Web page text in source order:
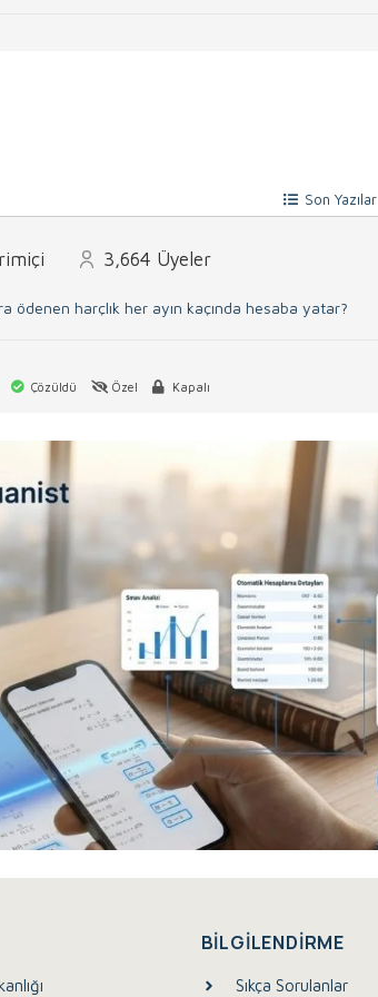
Son Yazılar
3,664 Üyeler
ödenen harçlık her ayın kaçında hesaba yatar?
Çözüldü Özel Kapalı
BILGILENDIRME
Sıkça Sorulanlar